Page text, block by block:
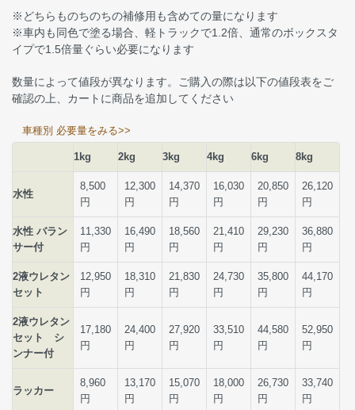
※どちらものちのちの補修用も含めての量になります
※車内も同色で塗る場合、軽トラックで1.2倍、通常のボックスタ
イプで1.5倍量ぐらい必要になります
数量によって値段が異なります。ご購入の際は以下の値段表をご
確認の上、カートに商品を追加してください
車種別 必要量をみる>>